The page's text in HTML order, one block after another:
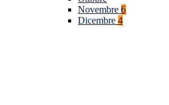
Novembre 6
Dicembre 4